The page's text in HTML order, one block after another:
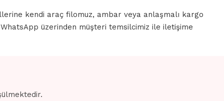
kendi araç filomuz, ambar veya anlaşmalı kargo
üzerinden müşteri temsilcimiz ile iletişime